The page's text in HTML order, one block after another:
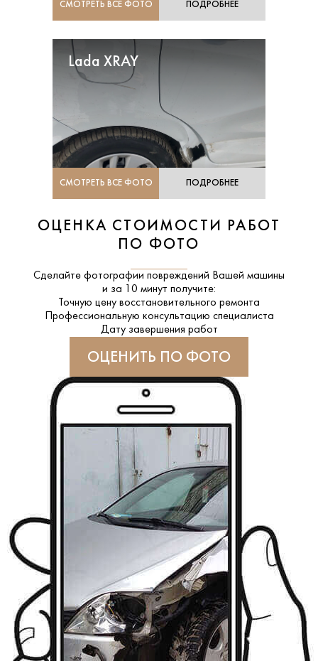
СМОТРЕТЬ ВСЕ ФОТО ПОДРОБНЕЕ
Lada XRAY
СМОТРЕТЬ ВСЕ ФОТО ПОДРОБНЕЕ
ОЦЕНКА СТОИМОСТИ РАБОТ
ПО ФОТО
Сделайте фотографии повреждений Вашей машины
и за
10 минут получите:
Точную цену восстановительного ремонта
Профессиональную консультацию специалиста
Дату завершения работ
ОЦЕНИТЬ ПО ФОТО